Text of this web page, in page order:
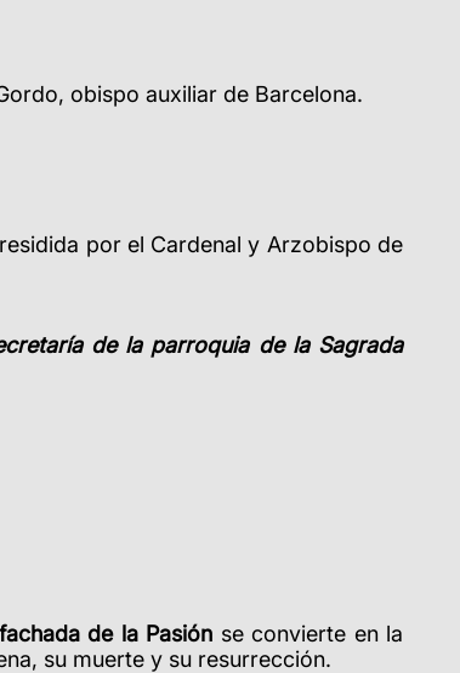
obispo auxiliar de Barcelona.
por el Cardenal y Arzobispo de
de la parroquia de la Sagrada
fachada de la Pasión se convierte en la
su muerte y su resurrección.